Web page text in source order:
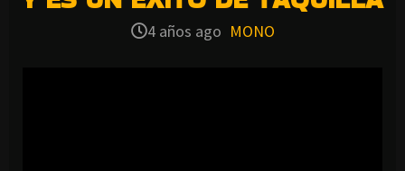
4 años ago MONO